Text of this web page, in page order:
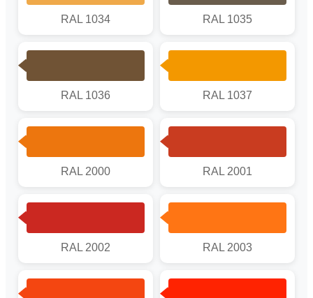
RAL 1034 RAL 1035
RAL 1036 RAL 1037
RAL 2000 RAL 2001
RAL 2002 RAL 2003